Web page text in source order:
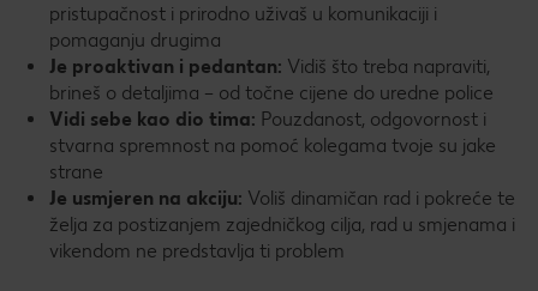
pristupačnost i prirodno uživaš u komunikaciji i
pomaganju drugima
Je proaktivan i pedantan: Vidiš što treba napraviti,
brineš o detaljima – od točne cijene do uredne police
Vidi sebe kao dio tima: Pouzdanost, odgovornost i
stvarna spremnost na pomoć kolegama tvoje su jake
strane
Je usmjeren na akciju: Voliš dinamičan rad i pokreće te
želja za postizanjem zajedničkog cilja, rad u smjenama i
vikendom ne predstavlja ti problem